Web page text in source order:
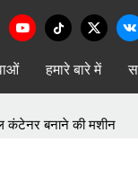
हमारे बारे में
कंटेनर बनाने की मशीन